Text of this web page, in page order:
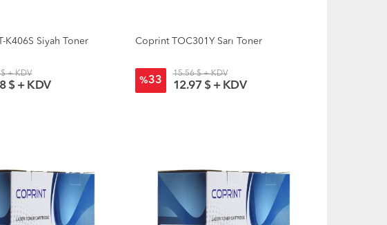
K406S Siyah Toner
+ KDV
$ + KDV
Coprint TOC301Y Sarı Toner
%33
15.56 $ + KDV
12.97 $ + KDV